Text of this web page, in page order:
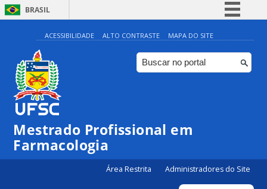
BRASIL
Simplifique!
Comunica BR
Participe
Canais
ACESSIBILIDADE ALTO CONTRASTE MAPA DO SITE
Mestrado Profissional em
Farmacologia
Área Restrita Administradores do Site